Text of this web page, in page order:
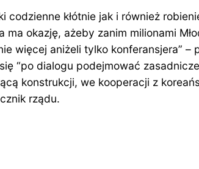
kłótnie jak i również
ma okazję, ażeby zanim milionami
więcej aniżeli tylko konferansjera” –
“po dialogu podejmować
konstrukcji, we kooperacji z
rządu.